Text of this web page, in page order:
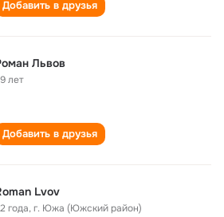
Добавить в друзья
Львов
лет
Добавить в друзья
Lvov
года,г. Южа (Южский район)